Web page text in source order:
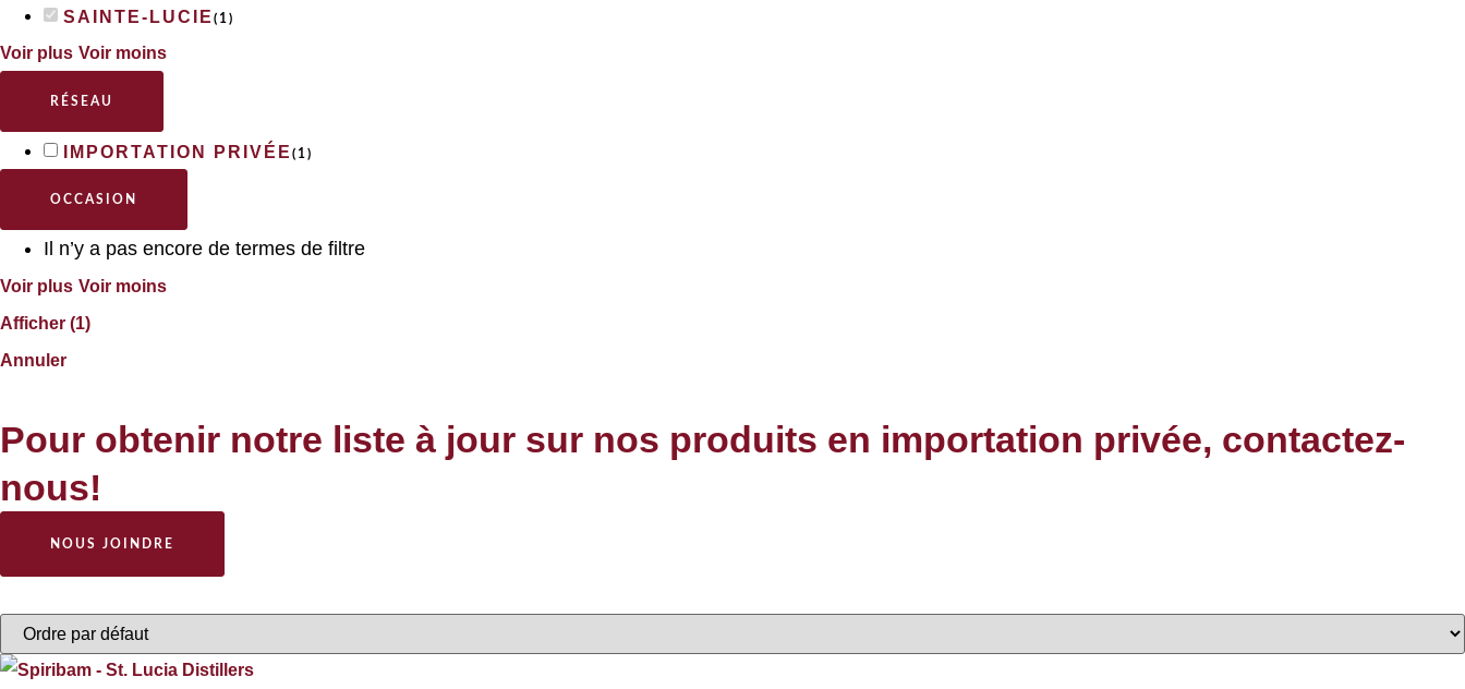
SAINTE-LUCIE ( 1 )
Voir plus Voir moins
RÉSEAU
IMPORTATION PRIVÉE ( 1 )
OCCASION
Il n’y a pas encore de termes de filtre
Voir plus Voir moins
Afficher (1)
Annuler
Pour obtenir notre liste à jour sur nos produits en importation privée, contactez-
nous!
NOUS JOINDRE